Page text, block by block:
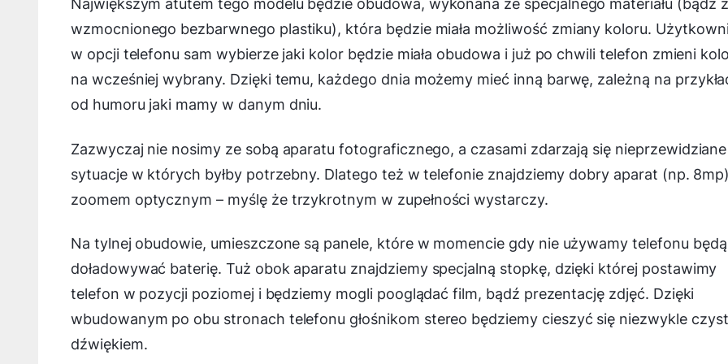
Największym atutem tego modelu będzie obudowa, wykonana ze specjalnego materiału (bądź z
wzmocnionego bezbarwnego plastiku), która będzie miała możliwość zmiany koloru.
w opcji telefonu sam wybierze jaki kolor będzie miała obudowa i już po chwili telefon zmieni
na wcześniej wybrany. Dzięki temu, każdego dnia możemy mieć inną barwę, zależną na
od humoru jaki mamy w danym dniu.
Zazwyczaj nie nosimy ze sobą aparatu fotograficznego, a czasami zdarzają się nieprzewidziane
sytuacje w których byłby potrzebny. Dlatego też w telefonie znajdziemy dobry aparat (np.
zoomem optycznym – myślę że trzykrotnym w zupełności wystarczy.
Na tylnej obudowie, umieszczone są panele, które w momencie gdy nie używamy telefonu będą
doładowywać baterię. Tuż obok aparatu znajdziemy specjalną stopkę, dzięki której postawimy
telefon w pozycji poziomej i będziemy mogli pooglądać film, bądź prezentację zdjęć. Dzięki
wbudowanym po obu stronach telefonu głośnikom stereo będziemy cieszyć się niezwykle
dźwiękiem.